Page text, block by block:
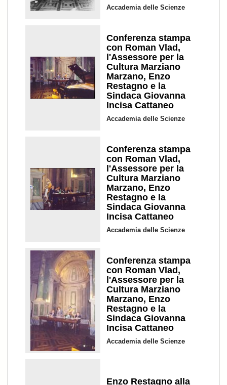
Accademia delle Scienze
Conferenza stampa
con Roman Vlad,
l'Assessore per la
Cultura Marziano
Marzano, Enzo
Restagno e la
Sindaca Giovanna
Incisa Cattaneo
Accademia delle Scienze
Conferenza stampa
con Roman Vlad,
l'Assessore per la
Cultura Marziano
Marzano, Enzo
Restagno e la
Sindaca Giovanna
Incisa Cattaneo
Accademia delle Scienze
Conferenza stampa
con Roman Vlad,
l'Assessore per la
Cultura Marziano
Marzano, Enzo
Restagno e la
Sindaca Giovanna
Incisa Cattaneo
Accademia delle Scienze
Enzo Restagno alla